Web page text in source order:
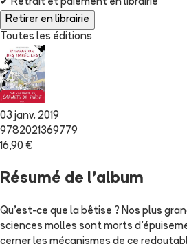
✔ Retrait et paiement en librairie
Retirer en librairie
Toutes les éditions
03 janv. 2019
9782021369779
16,90 €
Résumé de l'album
Qu'est-ce que la bêtise ? Nos plus
sciences molles sont morts
cerner les mécanismes de ce